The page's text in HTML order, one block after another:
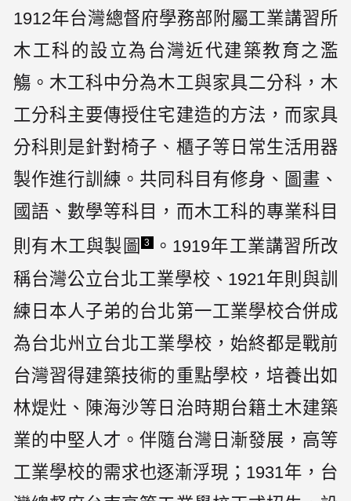
1912年台灣總督府學務部附屬工業講習所
木工科的設立為台灣近代建築教育之濫
觴。木工科中分為木工與家具二分科，木
工分科主要傳授住宅建造的方法，而家具
分科則是針對椅子、櫃子等日常生活用器
製作進行訓練。共同科目有修身、圖畫、
國語、數學等科目，而木工科的專業科目
則有木工與製圖
3 。1919年工業講習所改
稱台灣公立台北工業學校、1921年則與訓
練日本人子弟的台北第一工業學校合併成
為台北州立台北工業學校，始終都是戰前
台灣習得建築技術的重點學校，培養出如
林煶灶、陳海沙等日治時期台籍土木建築
業的中堅人才。伴隨台灣日漸發展，高等
工業學校的需求也逐漸浮現；1931年，台